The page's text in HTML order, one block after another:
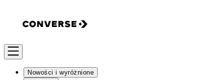
Nowości i wyróżnione